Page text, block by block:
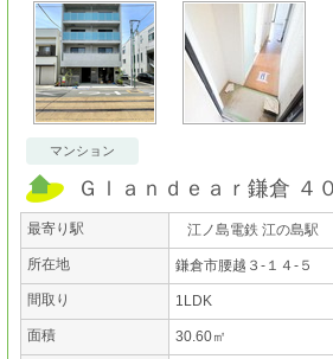
マンション
Ｇｌａｎｄｅａｒ鎌倉 ４
最寄り駅 江ノ島電鉄 江の島駅
所在地 鎌倉市腰越３-１４-５
間取り 1LDK
面積 30.60㎡